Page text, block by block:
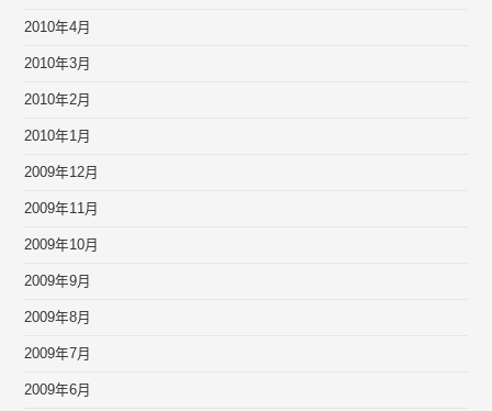
2010年4月
2010年3月
2010年2月
2010年1月
2009年12月
2009年11月
2009年10月
2009年9月
2009年8月
2009年7月
2009年6月